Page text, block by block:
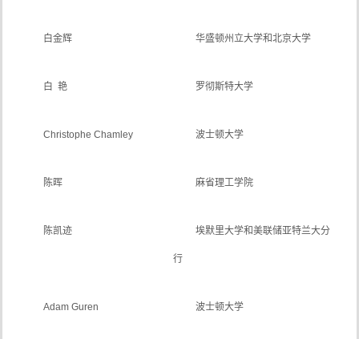
白金辉 华盛顿州立大学和北京大学
白 艳 罗彻斯特大学
Christophe Chamley 波士顿大学
陈晖 麻省理工学院
陈凯迹 埃默里大学和美联储亚特兰大分
行
Adam Guren 波士顿大学